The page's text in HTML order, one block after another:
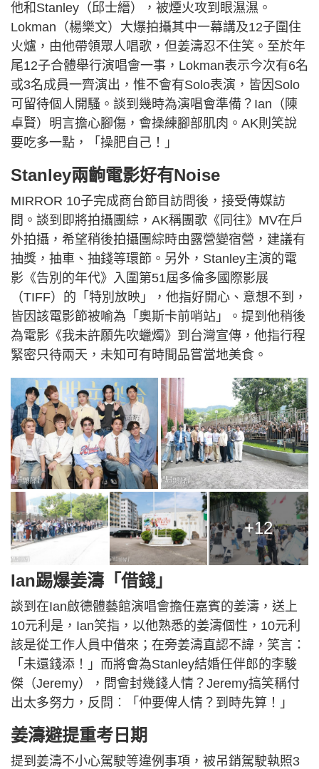
他和Stanley（邱士縉），被煙火攻到眼濕濕。
Lokman（楊樂文）大爆拍攝其中一幕講及12子圍住
火爐，由他帶領眾人唱歌，但姜濤忍不住笑。至於年
尾12子合體舉行演唱會一事，Lokman表示今次有6名
或3名成員一齊演出，惟不會有Solo表演，皆因Solo
可留待個人開騷。談到幾時為演唱會準備？Ian（陳
卓賢）明言擔心腳傷，會操練腳部肌肉。AK則笑說
要吃多一點，「操肥自己！」
Stanley兩齣電影好有Noise
MIRROR 10子完成商台節目訪問後，接受傳媒訪
問。談到即將拍攝團綜，AK稱團歌《同往》MV在戶
外拍攝，希望稍後拍攝團綜時由露營變宿營，建議有
抽獎，抽車、抽錢等環節。另外，Stanley主演的電
影《告別的年代》入圍第51屆多倫多國際影展
（TIFF）的「特別放映」，他指好開心、意想不到，
皆因該電影節被喻為「奧斯卡前哨站」。提到他稍後
為電影《我未許願先吹蠟燭》到台灣宣傳，他指行程
緊密只待兩天，未知可有時間品嘗當地美食。
+12
Ian踢爆姜濤「借錢」
談到在Ian啟德體藝館演唱會擔任嘉賓的姜濤，送上
10元利是，Ian笑指，以他熟悉的姜濤個性，10元利
該是從工作人員中借來；在旁姜濤直認不諱，笑言：
「未還錢添！」而將會為Stanley結婚任伴郎的李駿
傑（Jeremy），問會封幾錢人情？Jeremy搞笑稱付
出太多努力，反問︰「仲要俾人情？到時先算！」
姜濤避提重考日期
提到姜濤不小心駕駛等違例事項，被吊銷駕駛執照3